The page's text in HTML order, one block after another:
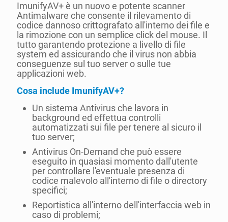
ImunifyAV+ è un nuovo e potente scanner
Antimalware che consente il rilevamento di
codice dannoso crittografato all'interno dei file e
la rimozione con un semplice click del mouse. Il
tutto garantendo protezione a livello di file
system ed assicurando che il virus non abbia
conseguenze sul tuo server o sulle tue
applicazioni web.
Cosa include ImunifyAV+?
Un sistema Antivirus che lavora in
background ed effettua controlli
automatizzati sui file per tenere al sicuro il
tuo server;
Antivirus On-Demand che può essere
eseguito in quasiasi momento dall'utente
per controllare l'eventuale presenza di
codice malevolo all'interno di file o directory
specifici;
Reportistica all'interno dell'interfaccia web in
caso di problemi;